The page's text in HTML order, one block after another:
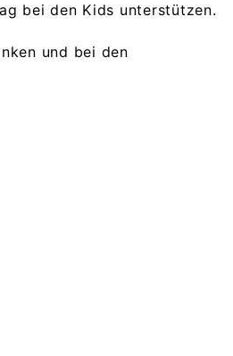
bei den Kids unterstützen.
und bei den